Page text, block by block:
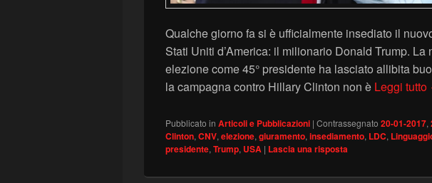
Qualche giorno fa si è ufficialmente insediato il
Stati Uniti d’America: il milionario Donald Trump. La
elezione come 45° presidente ha lasciato allibita
la campagna contro Hillary Clinton non è Leggi tutto
Pubblicato in Articoli e Pubblicazioni | Contrassegnato 20-01-2017,
Clinton, CNV, elezione, giuramento, insediamento, LDC,
presidente, Trump, USA | Lascia una risposta